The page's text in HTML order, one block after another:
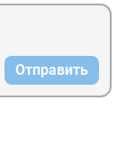
Отправить